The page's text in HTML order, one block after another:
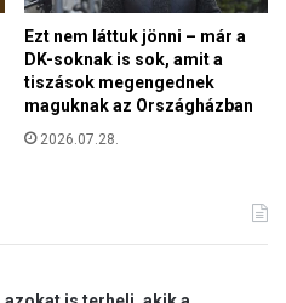
Ezt nem láttuk jönni – már a
DK-soknak is sok, amit a
tiszások megengednek
maguknak az Országházban
2026.07.28.